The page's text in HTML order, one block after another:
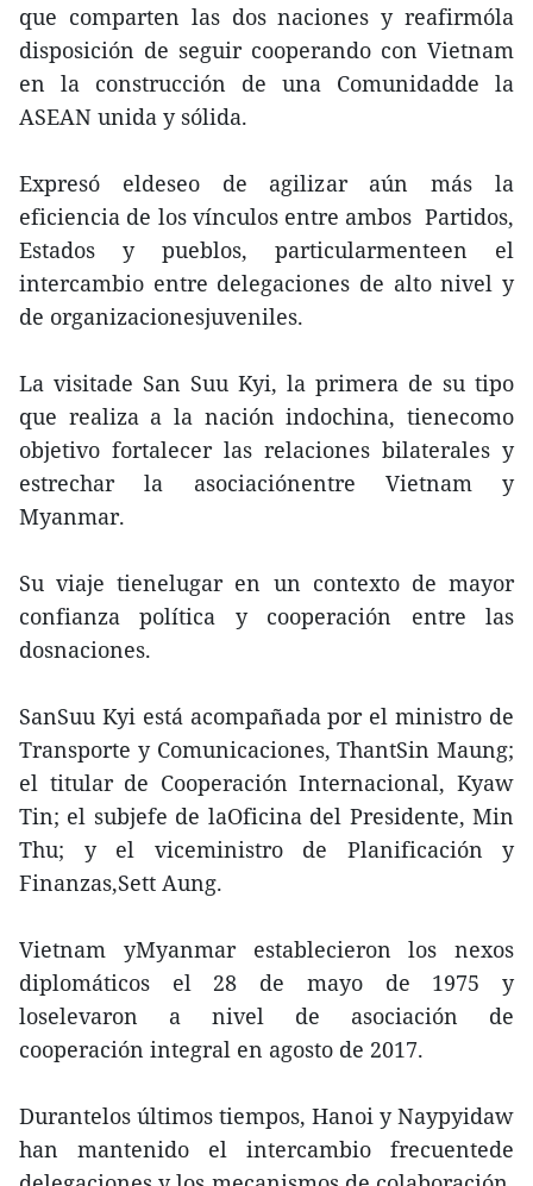
que comparten las dos naciones y reafirmóla
disposición de seguir cooperando con Vietnam
en la construcción de una Comunidadde la
ASEAN unida y sólida.
Expresó eldeseo de agilizar aún más la
eficiencia de los vínculos entre ambos Partidos,
Estados y pueblos, particularmenteen el
intercambio entre delegaciones de alto nivel y
de organizacionesjuveniles.
La visitade San Suu Kyi, la primera de su tipo
que realiza a la nación indochina, tienecomo
objetivo fortalecer las relaciones bilaterales y
estrechar la asociaciónentre Vietnam y
Myanmar.
Su viaje tienelugar en un contexto de mayor
confianza política y cooperación entre las
dosnaciones.
SanSuu Kyi está acompañada por el ministro de
Transporte y Comunicaciones, ThantSin Maung;
el titular de Cooperación Internacional, Kyaw
Tin; el subjefe de laOficina del Presidente, Min
Thu; y el viceministro de Planificación y
Finanzas,Sett Aung.
Vietnam yMyanmar establecieron los nexos
diplomáticos el 28 de mayo de 1975 y
loselevaron a nivel de asociación de
cooperación integral en agosto de 2017.
Durantelos últimos tiempos, Hanoi y Naypyidaw
han mantenido el intercambio frecuentede